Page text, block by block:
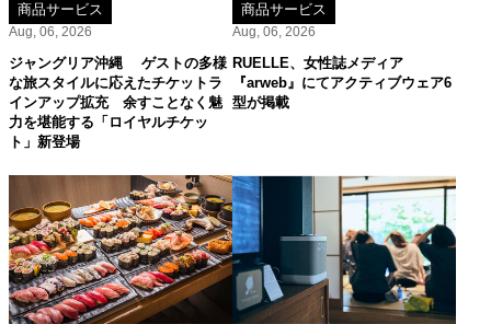
商品サービス
Aug, 06, 2026
ジャングリア沖縄 ゲストの多様
な旅スタイルに応えたチケットラ
インアップ拡充 余すことなく魅
力を堪能する「ロイヤルチケッ
ト」新登場
商品サービス
Aug, 06, 2026
RUELLE、女性誌メディア
『arweb』にてアクティブウェア6
型が掲載